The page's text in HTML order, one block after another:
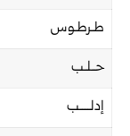
طـرطـوس
حــلـب
إدلــــب